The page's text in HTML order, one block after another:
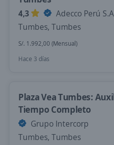
4,3
Adecco Perú
Tumbes, Tumbes
S/. 1.992,00 (Mensual)
Hace 3 días
Plaza Vea Tumbes:
Tiempo Completo
Grupo Intercorp
Tumbes, Tumbes